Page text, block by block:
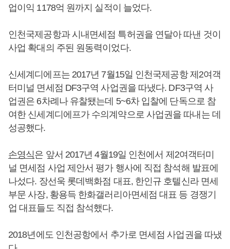
업이익 1178억 원까지 실적이 늘었다.
인천국제공항과 시내면세점 특허권을 연달아 따낸 것이
사업 확대의 주된 원동력이었다.
신세계디에프는 2017년 7월15일 인천국제공항 제2여객
터미널 면세점 DF3구역 사업권을 따냈다. DF3구역 사
업권은 6차례나 유찰됐는데 5~6차 입찰에 단독으로 참
여한 신세계디에프가 수의계약으로 사업권을 따내는 데
성공했다.
손영식은 앞서 2017년 4월19일 인천에서 제2여객터미
널 면세점 사업 제안서 평가 행사에 직접 참석해 발표에
나섰다. 장선욱 롯데백화점 대표, 한인규 호텔신라 면세
부문 사장, 황용득 한화갤러리아면세점 대표 등 경쟁기
업 대표들도 직접 참석했다.
2018년에도 인천공항에서 추가로 면세점 사업권을 따냈